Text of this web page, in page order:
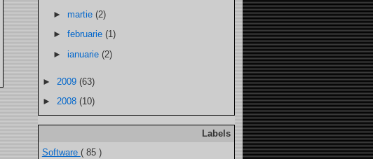
►martie(2)
►februarie(1)
►ianuarie(2)
► 2009 (63)
► 2008 (10)
Labels
Software ( 85 )